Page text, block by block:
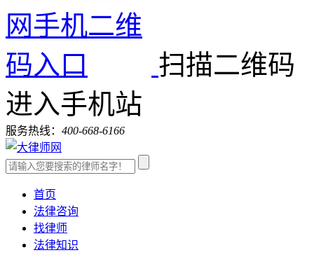
扫描二维码
进入手机站
服务热线： 400-668-6166
首页
法律咨询
找律师
法律知识